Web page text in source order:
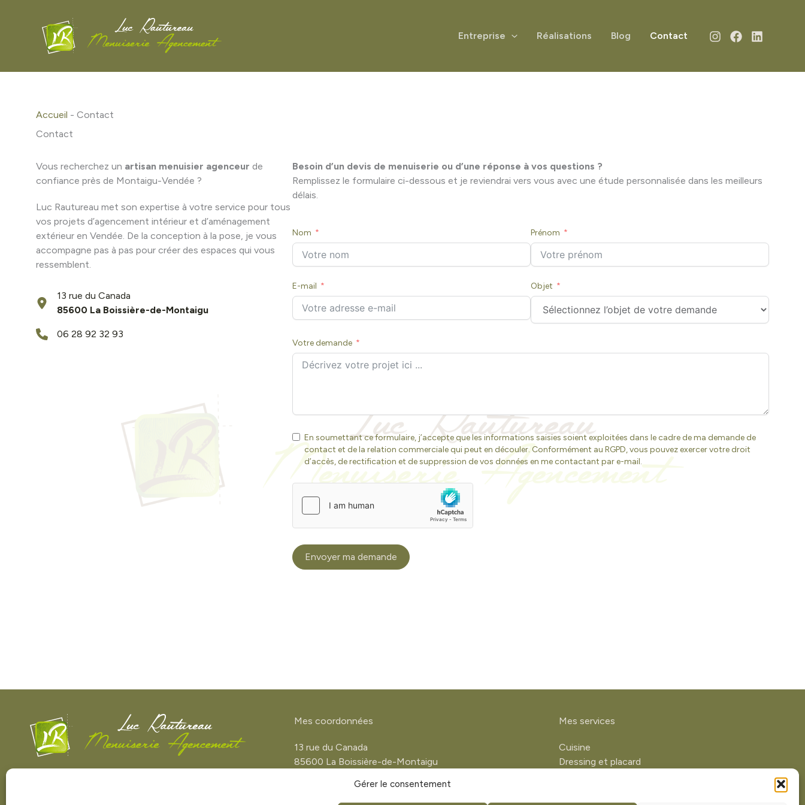
Gérer le consentement
Entreprise Réalisations Blog Contact
Accueil - Contact
Contact
Vous recherchez un artisan menuisier agenceur de
confiance près de Montaigu-Vendée ?
Luc Rautureau met son expertise à votre service pour tous
vos projets d’agencement intérieur et d’aménagement
extérieur en Vendée. De la conception à la pose, je vous
accompagne pas à pas pour créer des espaces qui vous
ressemblent.
13 rue du Canada
85600 La Boissière-de-Montaigu
06 28 92 32 93
Besoin d’un devis de menuiserie ou d’une réponse à vos questions ?
Remplissez le formulaire ci-dessous et je reviendrai vers vous avec une étude personnalisée dans les meilleurs
délais.
Nom Prénom
E-mail Objet
Votre demande
En soumettant ce formulaire, j’accepte que les informations saisies soient exploitées dans le cadre de ma demande de
contact et de la relation commerciale qui peut en découler. Conformément au RGPD, vous pouvez exercer votre droit
d’accès, de rectification et de suppression de vos données en me contactant par e-mail.
Envoyer ma demande
Mes coordonnées
13 rue du Canada
85600 La Boissière-de-Montaigu
06 28 92 32 39
Mes services
Cuisine
Dressing et placard